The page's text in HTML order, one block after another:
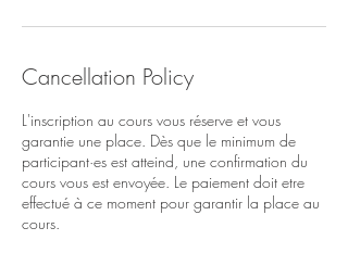
Cancellation Policy
L'inscription au cours vous réserve et vous
garantie une place. Dès que le minimum de
participant·es est atteind, une confirmation du
cours vous est envoyée. Le paiement doit etre
effectué à ce moment pour garantir la place au
cours.